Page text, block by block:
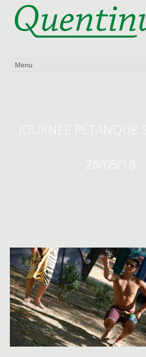
JOURNÉE PÉTANQUE
26/05/18